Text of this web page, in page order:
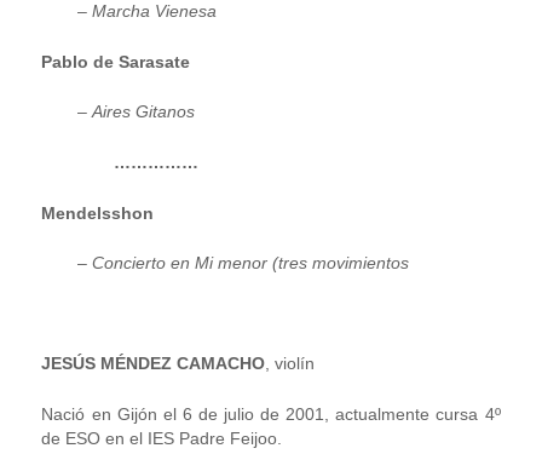
–Marcha Vienesa
Pablo de Sarasate
–Aires Gitanos
……………
Mendelsshon
–Concierto en Mi menor (tres movimientos
JESÚS MÉNDEZ CAMACHO, violín
Nació en Gijón el 6 de julio de 2001, actualmente cursa 4º
de ESO en el IES Padre Feijoo.